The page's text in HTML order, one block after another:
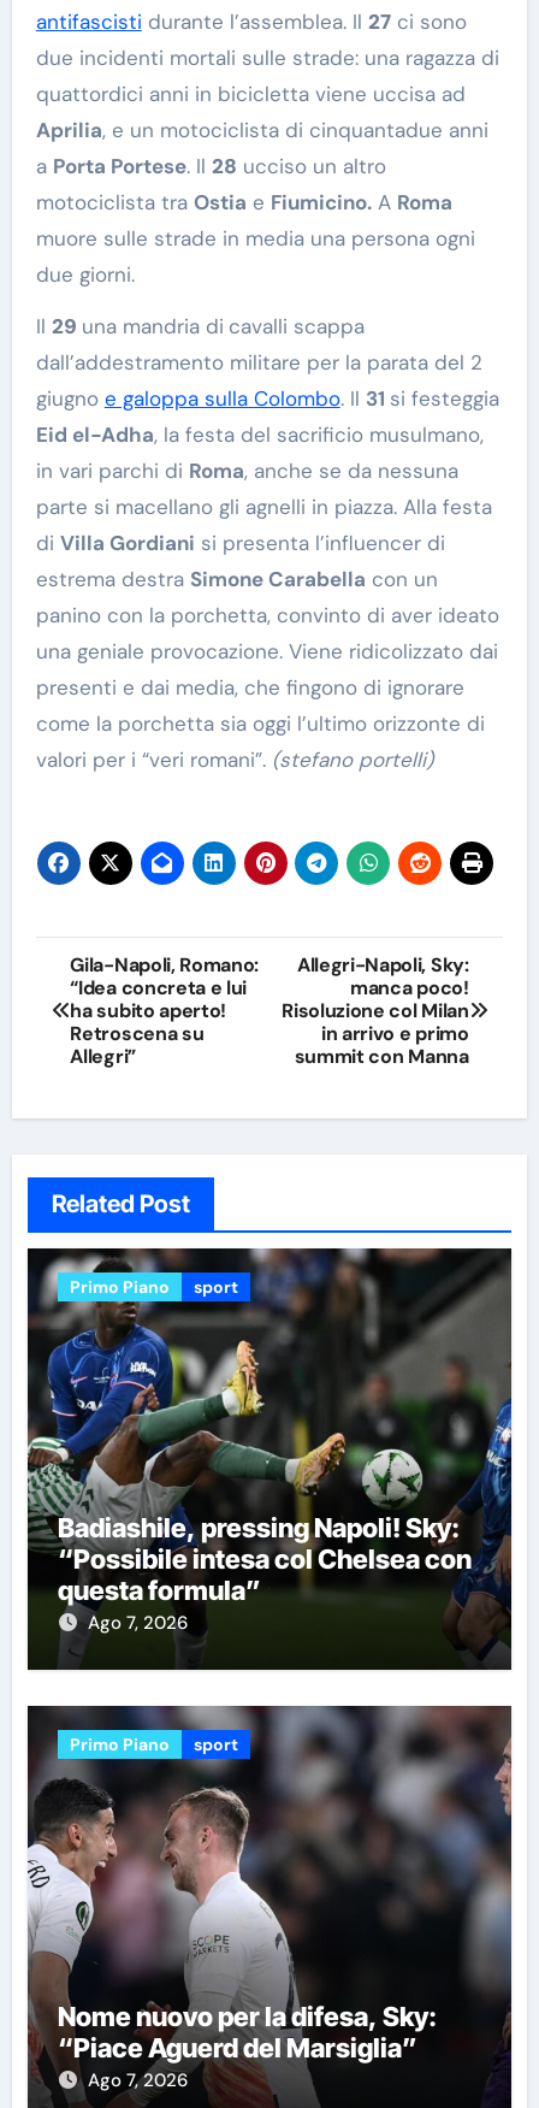
antifascisti durante l’assemblea. Il 27ci sono
due incidenti mortali sulle strade: una ragazza di
quattordici anni in bicicletta viene uccisa ad
Aprilia, e un motociclista di cinquantadue anni
a Porta Portese. Il 28 ucciso un altro
motociclista tra Ostia e Fiumicino.A Roma
muore sulle strade in media una persona ogni
due giorni.
Il 29 una mandria di cavalli scappa
dall’addestramento militare per la parata del 2
giugno e galoppa sulla Colombo. Il 31 si festeggia
Eid el-Adha, la festa del sacrificio musulmano,
in vari parchi di Roma, anche se da nessuna
parte si macellano gli agnelli in piazza. Alla festa
di Villa Gordiani si presenta l’influencer di
estrema destra Simone Carabella con un
panino con la porchetta, convinto di aver ideato
una geniale provocazione. Viene ridicolizzato dai
presenti e dai media, che fingono di ignorare
come la porchetta sia oggi l’ultimo orizzonte di
valori per i “veri romani”. (stefano portelli)
Navigazione
articoli
Gila-Napoli, Romano:
“Idea concreta e lui
ha subito aperto!
Retroscena su
Allegri”
Allegri-Napoli, Sky:
manca poco!
Risoluzione col Milan
in arrivo e primo
summit con Manna
Related Post
Primo Piano sport
Badiashile, pressing Napoli! Sky:
“Possibile intesa col Chelsea con
questa formula”
Ago 7, 2026
Primo Piano sport
Nome nuovo per la difesa, Sky:
“Piace Aguerd del Marsiglia”
Ago 7, 2026